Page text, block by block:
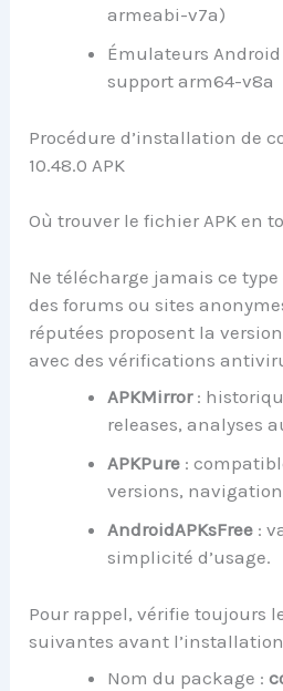
armeabi-v7a)
Émulateurs
support arm64-v8a
Procédure d’installation de
10.48.0 APK
Où trouver le fichier APK en
Ne télécharge jamais ce
des forums ou sites
réputées proposent la
avec des vérifications
APKMirror:
releases, analyses
APKPure :
versions,
AndroidAPKsFree :
simplicité d’usage.
Pour rappel, vérifie toujours
suivantes avant
Nom du package :